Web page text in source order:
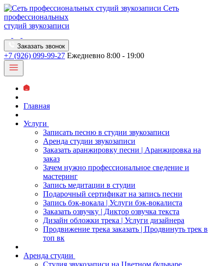
Сеть
профессиональных
студий звукозаписи
Заказать звонок
+7 (926) 099-99-27 Ежедневно 8:00 - 19:00
Главная
Услуги
Записать песню в студии звукозаписи
Аренда студии звукозаписи
Заказать аранжировку песни | Аранжировка на
заказ
Зачем нужно профессиональное сведение и
мастеринг
Запись медитации в студии
Подарочный сертификат на запись песни
Запись бэк-вокала | Услуги бэк-вокалиста
Заказать озвучку | Диктор озвучка текста
Дизайн обложки трека | Услуги дизайнера
Продвижение трека заказать | Продвинуть трек в
топ вк
Аренда студии
Студия звукозаписи на Цветном бульваре